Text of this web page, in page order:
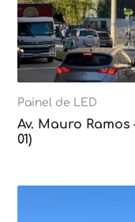
Painel de LED
Av. Mauro
01)